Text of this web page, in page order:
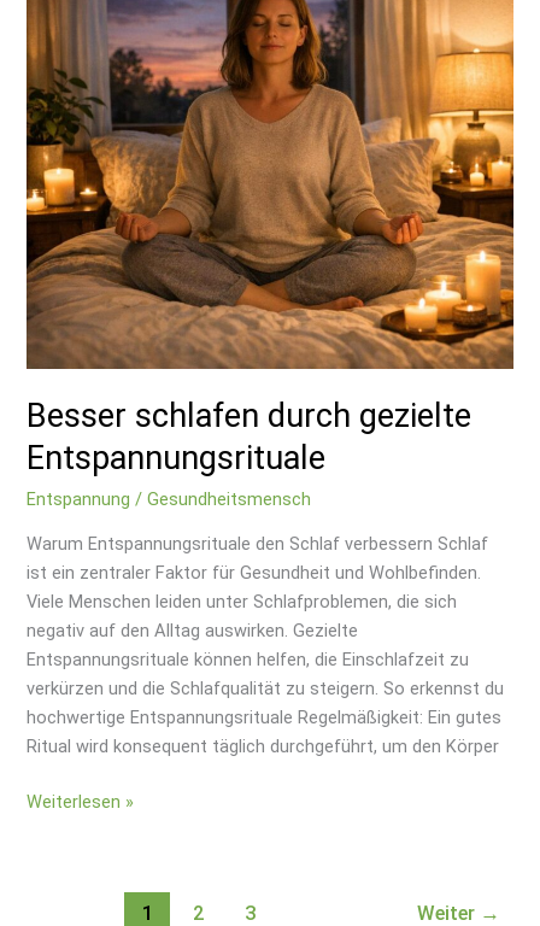
Besser schlafen durch gezielte
Entspannungsrituale
Entspannung /Gesundheitsmensch
Warum Entspannungsrituale den Schlaf verbessern Schlaf
ist ein zentraler Faktor für Gesundheit und Wohlbefinden.
Viele Menschen leiden unter Schlafproblemen, die sich
negativ auf den Alltag auswirken. Gezielte
Entspannungsrituale können helfen, die Einschlafzeit zu
verkürzen und die Schlafqualität zu steigern. So erkennst du
hochwertige Entspannungsrituale Regelmäßigkeit: Ein gutes
Ritual wird konsequent täglich durchgeführt, um den Körper
Entspannungsrituale
Weiterlesen »
1 2 3 Weiter →